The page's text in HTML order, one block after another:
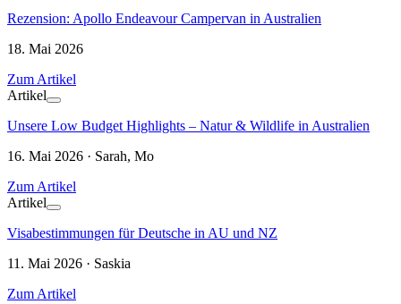
Rezension: Apollo Endeavour Campervan in Australien
18. Mai 2026
Zum Artikel
Artikel
Unsere Low Budget Highlights – Natur & Wildlife in Australien
16. Mai 2026 · Sarah, Mo
Zum Artikel
Artikel
Visabestimmungen für Deutsche in AU und NZ
11. Mai 2026 · Saskia
Zum Artikel